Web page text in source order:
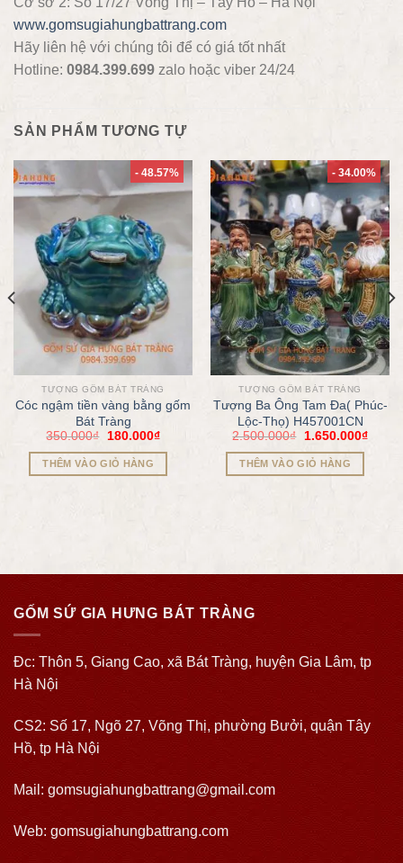
www.gomsugiahungbattrang.com
Hãy liên hệ với chúng tôi để có giá tốt nhất
Hotline: 0984.399.699 zalo hoặc viber 24/24
SẢN PHẨM TƯƠNG TỰ
- 48.57%
TƯỢNG GỐM BÁT TRÀNG
Cóc ngậm tiền vàng bằng gốm
Bát Tràng
350.000₫ 180.000₫
THÊM VÀO GIỎ HÀNG
- 34.00%
TƯỢNG GỐM BÁT TRÀNG
Tượng Ba Ông Tam Đa( Phúc-
Lộc-Thọ) H457001CN
2.500.000₫ 1.650.000₫
THÊM VÀO GIỎ HÀNG
GỐM SỨ GIA HƯNG BÁT TRÀNG
Đc: Thôn 5, Giang Cao, xã Bát Tràng, huyện Gia Lâm, tp
Hà Nội
CS2: Số 17, Ngõ 27, Võng Thị, phường Bưởi, quận Tây
Hồ, tp Hà Nội
Mail: gomsugiahungbattrang@gmail.com
Web: gomsugiahungbattrang.com